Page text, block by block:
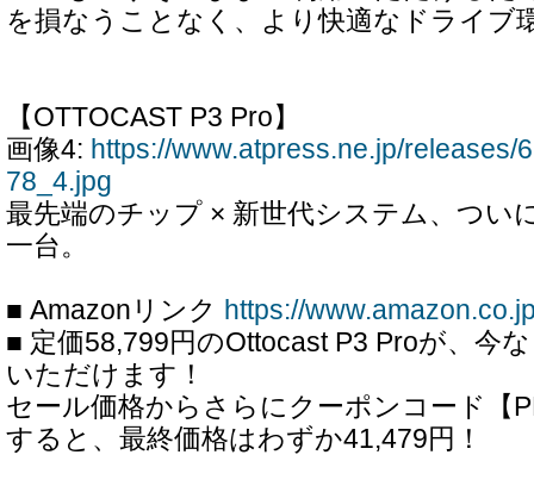
を損なうことなく、より快適なドライブ
【OTTOCAST P3 Pro】
画像4: https://www.atpress.ne.jp/releases/
78_4.jpg
最先端のチップ × 新世代システム、つい
一台。
■ Amazonリンク https://
■ 定価58,799円のOttocast P3 Proが、今
いただけます！
セール価格からさらにクーポンコード【
すると、最終価格はわずか41,479円！